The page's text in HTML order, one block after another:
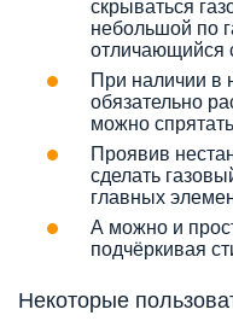
скрываться
небольшой по
отличающийся
При наличии
обязательно
можно
Проявив
сделать
главных
А можно и
подчёркивая
Некоторые